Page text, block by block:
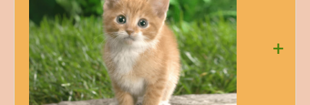
carnivor din familia carnivorelor. Câinele este posibil
să fie primul animal domesticit și cel mai folosit
pentru muncă, vânătoare și companie din istoria
oamenilor. Câinii au fost și sunt încă folosiți la cele
mai diverse activități: de pază, de vânătoare, de
companie, îndrumători pentru oamenii orbi,
+